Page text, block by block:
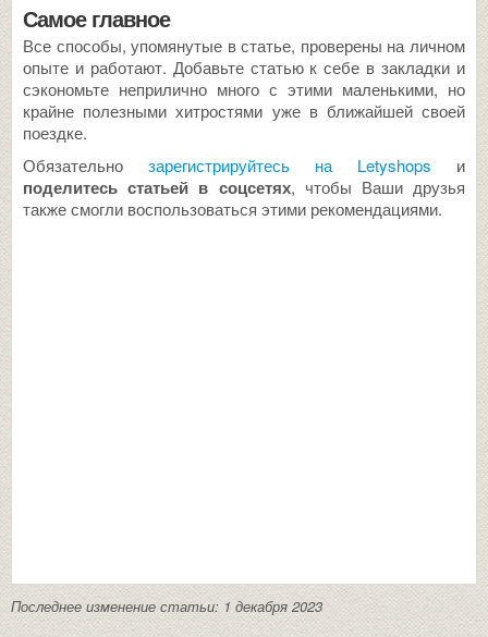
Самое главное
Все способы, упомянутые в статье, проверены на личном
опыте и работают. Добавьте статью к себе в закладки и
сэкономьте неприлично много с этими маленькими, но
крайне полезными хитростями уже в ближайшей своей
поездке.
Обязательно зарегистрируйтесь на Letyshops и
поделитесь статьей в соцсетях, чтобы Ваши друзья
также смогли воспользоваться этими рекомендациями.
Последнее изменение статьи: 1 декабря 2023